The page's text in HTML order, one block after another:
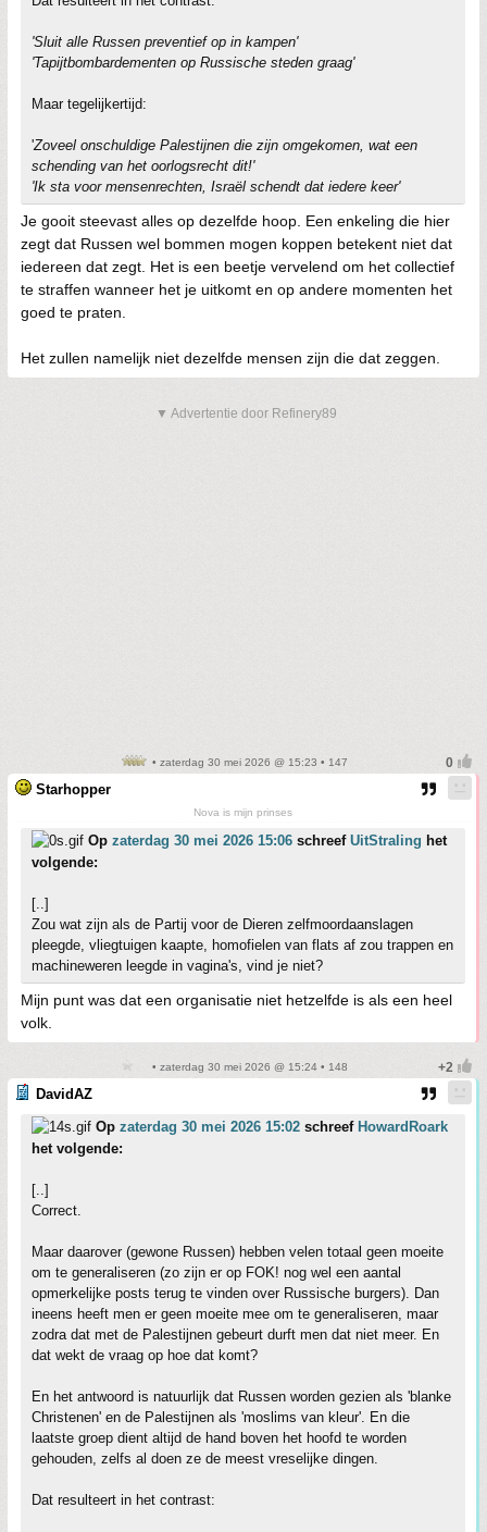
'Sluit alle Russen preventief op in kampen'
'Tapijtbombardementen op Russische steden graag'
Maar tegelijkertijd:
'Zoveel onschuldige Palestijnen die zijn omgekomen, wat een
schending van het oorlogsrecht dit!'
'Ik sta voor mensenrechten, Israël schendt dat iedere keer'
Je gooit steevast alles op dezelfde hoop. Een enkeling die hier
zegt dat Russen wel bommen mogen koppen betekent niet dat
iedereen dat zegt. Het is een beetje vervelend om het collectief
te straffen wanneer het je uitkomt en op andere momenten het
goed te praten.
Het zullen namelijk niet dezelfde mensen zijn die dat zeggen.
▼ Advertentie door Refinery89
• zaterdag 30 mei 2026 @ 15:23 • 147
Starhopper
Nova is mijn prinses
Op zaterdag 30 mei 2026 15:06 schreef UitStraling het
volgende:
[..]
Zou wat zijn als de Partij voor de Dieren zelfmoordaanslagen
pleegde, vliegtuigen kaapte, homofielen van flats af zou trappen en
machineweren leegde in vagina's, vind je niet?
Mijn punt was dat een organisatie niet hetzelfde is als een heel
volk.
• zaterdag 30 mei 2026 @ 15:24 • 148
DavidAZ
Op zaterdag 30 mei 2026 15:02 schreef HowardRoark
het volgende:
[..]
Correct.
Maar daarover (gewone Russen) hebben velen totaal geen moeite
om te generaliseren (zo zijn er op FOK! nog wel een aantal
opmerkelijke posts terug te vinden over Russische burgers). Dan
ineens heeft men er geen moeite mee om te generaliseren, maar
zodra dat met de Palestijnen gebeurt durft men dat niet meer. En
dat wekt de vraag op hoe dat komt?
En het antwoord is natuurlijk dat Russen worden gezien als 'blanke
Christenen' en de Palestijnen als 'moslims van kleur'. En die
laatste groep dient altijd de hand boven het hoofd te worden
gehouden, zelfs al doen ze de meest vreselijke dingen.
Dat resulteert in het contrast: